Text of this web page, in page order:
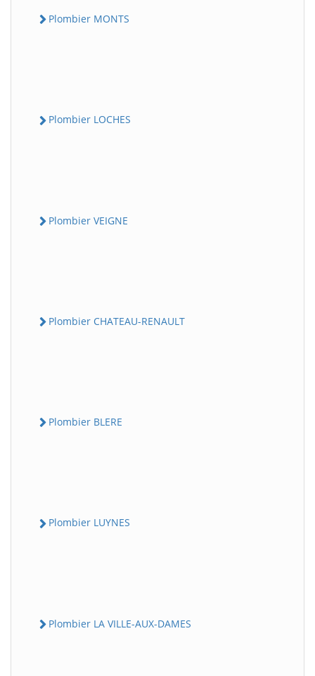
Plombier MONTS
Plombier LOCHES
Plombier VEIGNE
Plombier CHATEAU-RENAULT
Plombier BLERE
Plombier LUYNES
Plombier LA VILLE-AUX-DAMES